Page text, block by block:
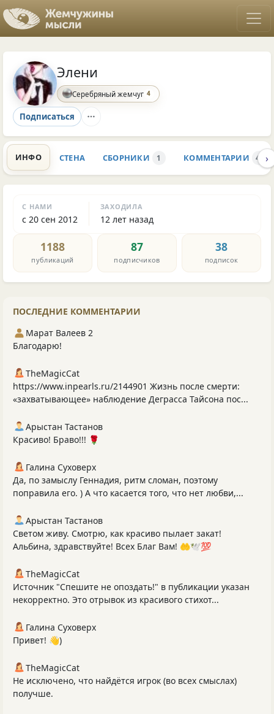
Элени
Серебряный жемчуг 4
Подписаться
ИНФО СТЕНА СБОРНИКИ 1 КОММЕНТАРИИ 465
›
С НАМИ
с 20 сен 2012
ЗАХОДИЛА
12 лет назад
1188
публикаций
87
подписчиков
38
подписок
ПОСЛЕДНИЕ КОММЕНТАРИИ
Марат Валеев 2
Благодарю!
TheMagicCat
https://www.inpearls.ru/2144901 Жизнь после смерти:
«захватывающее» наблюдение Деграсса Тайсона пос...
Арыстан Тастанов
Красиво! Браво!!! 🌹
Галина Суховерх
Да, по замыслу Геннадия, ритм сломан, поэтому
поправила его. ) А что касается того, что нет любви,...
Арыстан Тастанов
Светом живу. Смотрю, как красиво пылает закат!
Альбина, здравствуйте! Всех Благ Вам! 🤲🕊️💯
TheMagicCat
Источник "Спешите не опоздать!" в публикации указан
некорректно. Это отрывок из красивого стихот...
Галина Суховерх
Привет! 👋)
TheMagicCat
Не исключено, что найдётся игрок (во всех смыслах)
получше.